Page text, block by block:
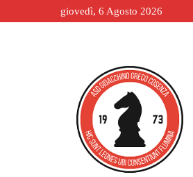
giovedì, 6 Agosto 2026